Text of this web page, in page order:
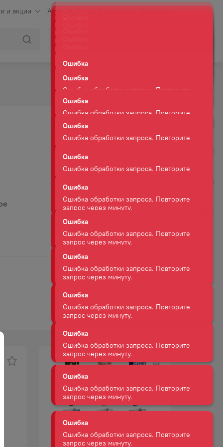
и акции Аренда
Ошибка
Ошибка обработки запроса. Повторите
запрос через минуту.
Ошибка
Ошибка обработки запроса. Повторите
Ошибка обработки запроса. Повторите
запрос через минуту.
Ошибка
Ошибка обработки запроса. Повторите
запрос через минуту.
Ошибка
Ошибка обработки запроса. Повторите
запрос через минуту.
Ошибка
Ошибка обработки запроса. Повторите
запрос через минуту.
Ошибка
Ошибка обработки запроса. Повторите
запрос через минуту.
Ошибка обработки запроса. Повторите
запрос через минуту.
Ошибка
Ошибка обработки запроса. Повторите
запрос через минуту.
Ошибка
Ошибка обработки запроса. Повторите
запрос через минуту.
Ошибка
Ошибка обработки запроса. Повторите